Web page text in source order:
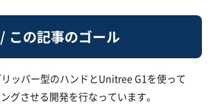
この記事のゴール
ッパー型のハンドとUnitree G1を使って
グさせる開発を行なっています。